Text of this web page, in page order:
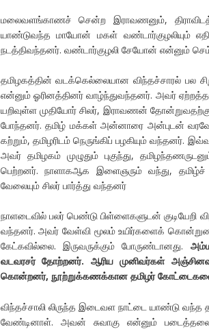
மலைவளங்காணச் சென்ற இராவணனும்,
யாண்டுவந்த மாயோன் மகள் வண்டார்குழலியும்
நடத்திவந்தனர். வண்டார்குழலி சேயோன் என்னும்
தமிழகத்தின் வடக்கெல்லையான விந்தச்சாரல் பல சிறு
என்னும் ஓரினத்தினர் வாழ்ந்துவந்தனர். அவர்
யறிவுள்ள முதியோர் சிலர், இராவணன்
போந்தனர். தமிழ் மக்கள் அன்னாரை அன்புடன்
கற்றும், தமிழரிடம் நெருங்கிப் பழகியும் வந்தனர்.
அவர் தமிழகம் முழுதும் புகுந்து,
பெற்றனர். நாளாகஆக இளைஞரும் வந்து,
வேலையும் சிலர் பார்த்து வந்தனர்
⁠நாளடைவில் பலர் பெண்டு பிள்ளைகளுடன் குடியேறி
வந்தனர். அவர் வேள்வி மூலம் உயிர்களைக்
கேட்கவில்லை. இருவருக்கும் போருண்டானது.
வடவரசர் தோற்றனர். ஆரிய முனிவர்கள்
கொன்றனர், நூற்றுக்கணக்கான தமிழர்
⁠விந்தச்சாலி லிருந்த இடைவள நாட்டை யாண்டு
வேண்டினாள். அவன் சுவாகு என்னும்